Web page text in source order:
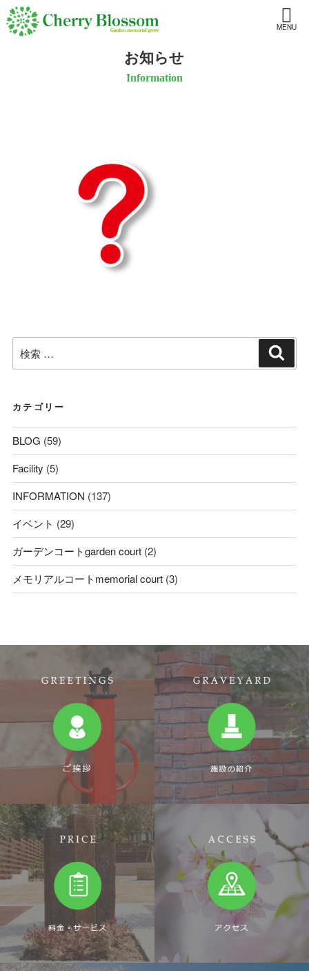
MENU
お知らせ
Information
検
索:
カテゴリー
BLOG (59)
Facility (5)
INFORMATION (137)
イベント (29)
ガーデンコートgarden court(2)
メモリアルコートmemorial court(3)